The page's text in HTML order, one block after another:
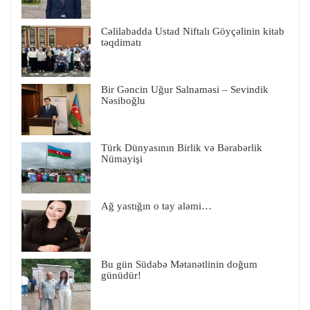
Cəlilabadda Ustad Niftalı Göyçəlinin kitab
təqdimatı
Bir Gəncin Uğur Salnaməsi – Sevindik
Nəsiboğlu
Türk Dünyasının Birlik və Bərabərlik
Nümayişi
Ağ yastığın o tay aləmi…
Bu gün Südabə Mətanətlinin doğum
günüdür!